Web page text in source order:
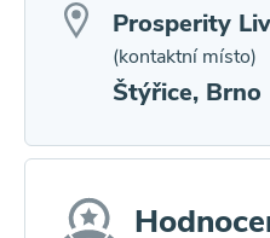
Prosperity
(kontaktní místo)
Štýřice, Brno